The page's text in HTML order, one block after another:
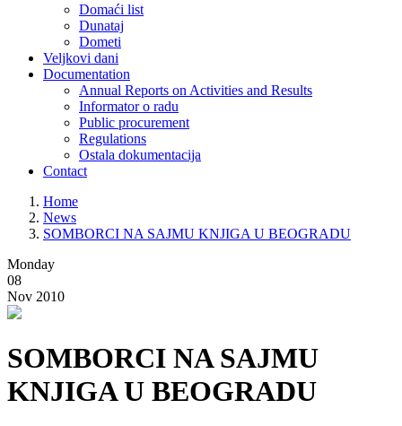
Domaći list
Dunataj
Dometi
Veljkovi dani
Documentation
Annual Reports on Activities and Results
Informator o radu
Public procurement
Regulations
Ostala dokumentacija
Contact
Home
News
SOMBORCI NA SAJMU KNJIGA U BEOGRADU
Monday
08
Nov 2010
SOMBORCI NA SAJMU
KNJIGA U BEOGRADU